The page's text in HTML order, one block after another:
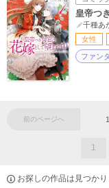
皇帝つ
千種あ
女性
ファン
前のページへ 1
1
お探しの作品は見つかり